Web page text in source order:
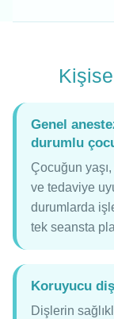
Genel
durumlu
Çocuğun
ve tedaviye
durumlarda
tek seansta
Koruyucu
Dişlerin